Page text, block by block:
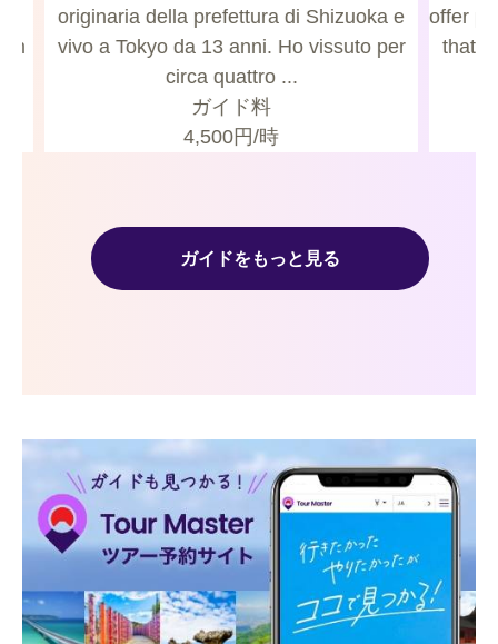
originaria della prefettura di Shizuoka e
vivo a Tokyo da 13 anni. Ho vissuto per
circa quattro ...
ガイド料
4,500円/時
offer
that
ガイドをもっと見る